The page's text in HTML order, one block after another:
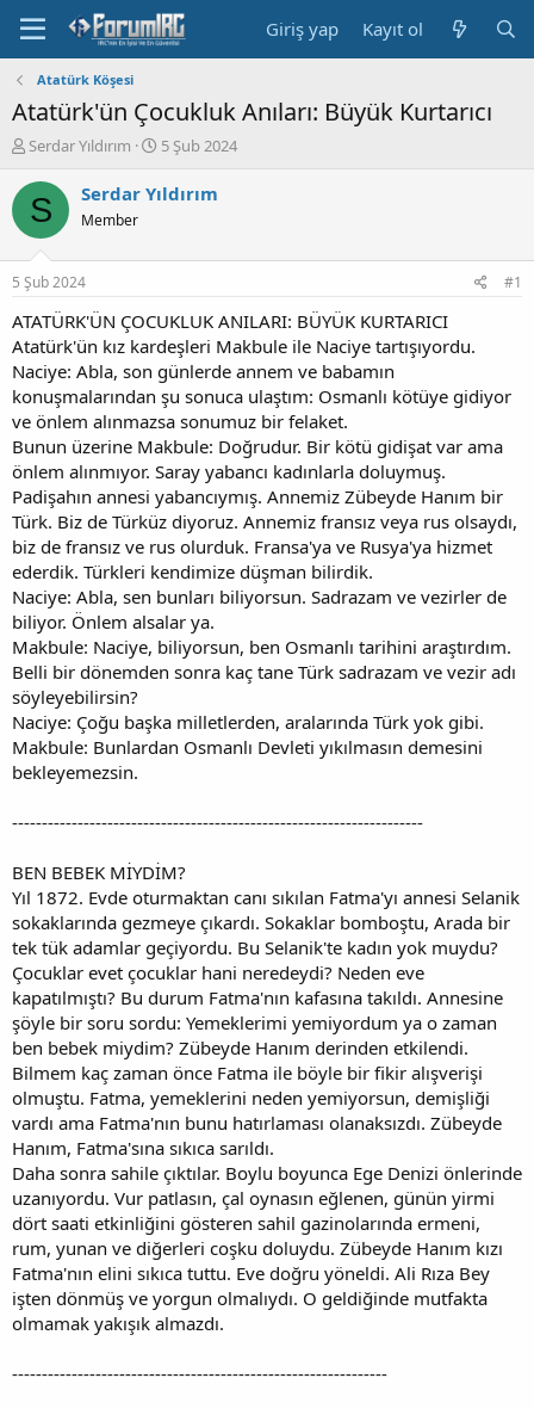
Giriş yap Kayıt ol
Atatürk Köşesi
Atatürk'ün Çocukluk Anıları: Büyük Kurtarıcı
K
n
b
u
u
b
a
l
a
t
a
n
Serdar Yıldırım
B
ş
ç
t
a
r
i
h
i
5 Şub 2024
S Serdar Yıldırım
Member
5 Şub 2024 #1
ATATÜRK'ÜN ÇOCUKLUK ANILARI: BÜYÜK KURTARICI
Atatürk'ün kız kardeşleri Makbule ile Naciye tartışıyordu.
Naciye: Abla, son günlerde annem ve babamın
konuşmalarından şu sonuca ulaştım: Osmanlı kötüye gidiyor
ve önlem alınmazsa sonumuz bir felaket.
Bunun üzerine Makbule: Doğrudur. Bir kötü gidişat var ama
önlem alınmıyor. Saray yabancı kadınlarla doluymuş.
Padişahın annesi yabancıymış. Annemiz Zübeyde Hanım bir
Türk. Biz de Türküz diyoruz. Annemiz fransız veya rus olsaydı,
biz de fransız ve rus olurduk. Fransa'ya ve Rusya'ya hizmet
ederdik. Türkleri kendimize düşman bilirdik.
Naciye: Abla, sen bunları biliyorsun. Sadrazam ve vezirler de
biliyor. Önlem alsalar ya.
Makbule: Naciye, biliyorsun, ben Osmanlı tarihini araştırdım.
Belli bir dönemden sonra kaç tane Türk sadrazam ve vezir adı
söyleyebilirsin?
Naciye: Çoğu başka milletlerden, aralarında Türk yok gibi.
Makbule: Bunlardan Osmanlı Devleti yıkılmasın demesini
bekleyemezsin.
---------------------------------------------------------------------
BEN BEBEK MİYDİM?
Yıl 1872. Evde oturmaktan canı sıkılan Fatma'yı annesi Selanik
sokaklarında gezmeye çıkardı. Sokaklar bomboştu, Arada bir
tek tük adamlar geçiyordu. Bu Selanik'te kadın yok muydu?
Çocuklar evet çocuklar hani neredeydi? Neden eve
kapatılmıştı? Bu durum Fatma'nın kafasına takıldı. Annesine
şöyle bir soru sordu: Yemeklerimi yemiyordum ya o zaman
ben bebek miydim? Zübeyde Hanım derinden etkilendi.
Bilmem kaç zaman önce Fatma ile böyle bir fikir alışverişi
olmuştu. Fatma, yemeklerini neden yemiyorsun, demişliği
vardı ama Fatma'nın bunu hatırlaması olanaksızdı. Zübeyde
Hanım, Fatma'sına sıkıca sarıldı.
Daha sonra sahile çıktılar. Boylu boyunca Ege Denizi önlerinde
uzanıyordu. Vur patlasın, çal oynasın eğlenen, günün yirmi
dört saati etkinliğini gösteren sahil gazinolarında ermeni,
rum, yunan ve diğerleri coşku doluydu. Zübeyde Hanım kızı
Fatma'nın elini sıkıca tuttu. Eve doğru yöneldi. Ali Rıza Bey
işten dönmüş ve yorgun olmalıydı. O geldiğinde mutfakta
olmamak yakışık almazdı.
---------------------------------------------------------------